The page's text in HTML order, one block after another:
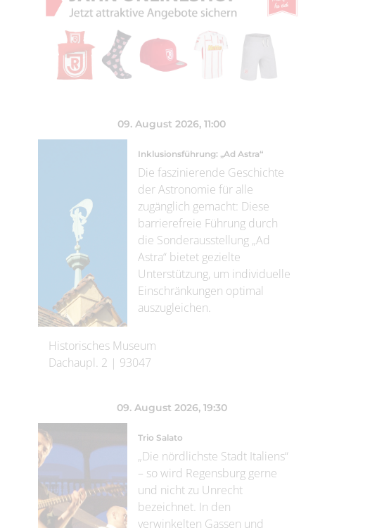
09. August 2026, 11:00
Inklusionsführung: „Ad Astra“
Die faszinierende Geschichte
der Astronomie für alle
zugänglich gemacht: Diese
barrierefreie Führung durch
die Sonderausstellung „Ad
Astra“ bietet gezielte
Unterstützung, um individuelle
Einschränkungen optimal
auszugleichen.
Historisches Museum
Dachaupl. 2 | 93047
09. August 2026, 19:30
Trio Salato
„Die nördlichste Stadt Italiens“
– so wird Regensburg gerne
und nicht zu Unrecht
bezeichnet. In den
verwinkelten Gassen und